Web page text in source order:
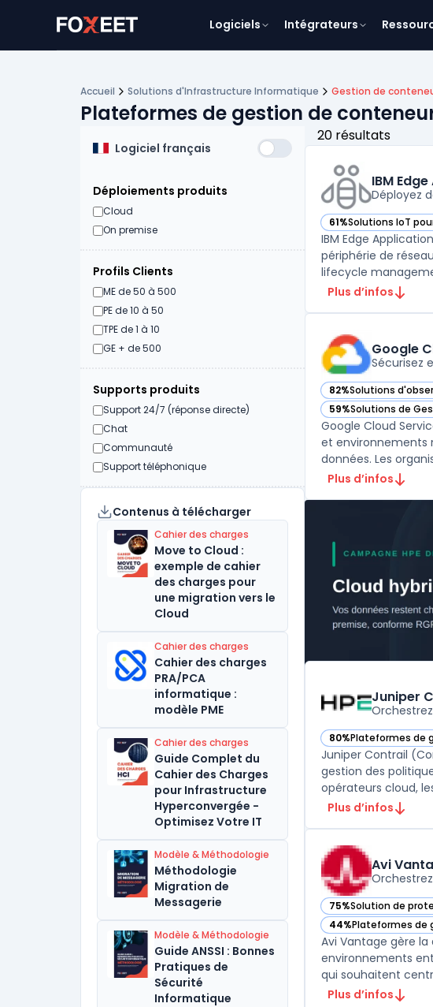
Logiciels Intégrateurs
Accueil Solutions d'Infrastructure Informatique Gestion de
Plateformes de gestion de
Logiciel français
Déploiements produits
Cloud
On premise
Profils Clients
ME de 50 à 500
PE de 10 à 50
TPE de 1 à 10
GE + de 500
Supports produits
Support 24/7 (réponse directe)
Chat
Communauté
Support téléphonique
Contenus à télécharger
Cahier des charges
Move to Cloud :
exemple de cahier
des charges pour
une migration vers le
Cloud
Cahier des charges
Cahier des charges
PRA/PCA
informatique :
modèle PME
Cahier des charges
Guide Complet du
Cahier des Charges
pour Infrastructure
Hyperconvergée -
Optimisez Votre IT
Modèle & Méthodologie
Méthodologie
Migration de
Messagerie
Modèle & Méthodologie
Guide ANSSI : Bonnes
Pratiques de
Sécurité
Informatique
20 résultats
IBM
Déployez
61%Solutions IoT
— voir IBM Edge
IBM Edge
périphérie de
lifecycle
Plus d’infos
Google
Sécurisez
82%Solutions
— voir Google Cloud
59%Solutions de
— voir Google Cloud
Google Cloud
et environnements
données. Les
Plus d’infos
Juniper
80%Plateformes de
— voir Juniper
Juniper Contrail
gestion des
opérateurs cloud,
Plus d’infos
Avi
75%Solution de
— voir Avi Vantage
44%Plateformes de
— voir Avi Vantage
Avi Vantage gère
environnements
qui souhaitent
Plus d’infos